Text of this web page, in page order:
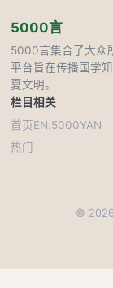
5000言
5000言集合了大众
平台旨在传播国学
夏文明。
栏目
首页
热门
相关
EN.5000YAN
© 2026